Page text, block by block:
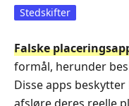
Stedskifter
Falske
formål, herunder
Disse apps